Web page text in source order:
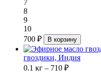
7
8
9
10
700 ₽
В корзину
гвоздики, Индия
0.1 кг – 710 ₽